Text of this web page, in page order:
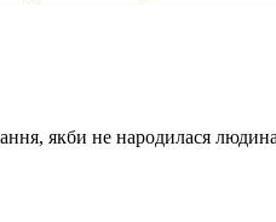
якби не народилася